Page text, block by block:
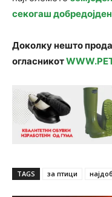
секогаш
Доколку нешто
огласникот
TAGS за птици